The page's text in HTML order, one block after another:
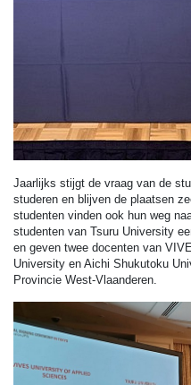
Jaarlijks stijgt de vraag van de
studeren en blijven de plaatsen
studenten vinden ook hun weg
studenten van Tsuru University
en geven twee docenten van
University en Aichi Shukutoku
Provincie West-Vlaanderen.